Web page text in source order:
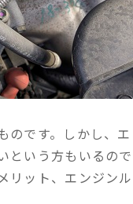
です。しかし、
いう方もいるの
リット、エンジン